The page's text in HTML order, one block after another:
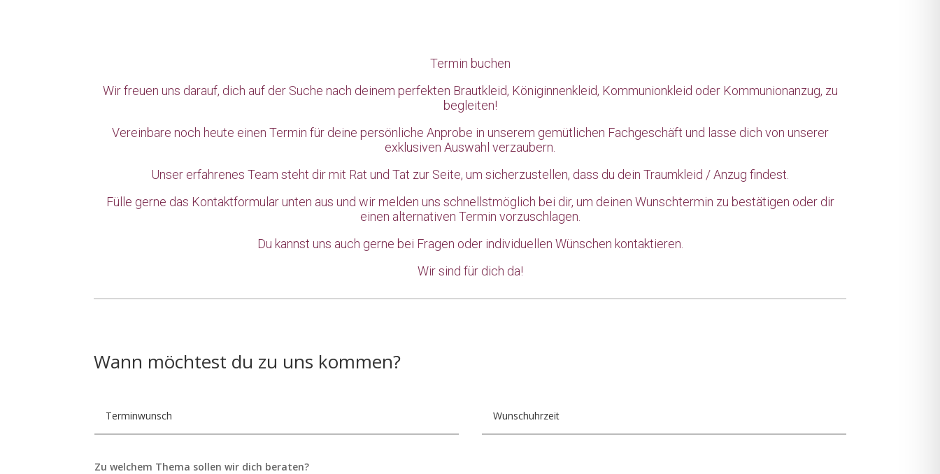
Termin buchen
Wir freuen uns darauf, dich auf der Suche nach deinem perfekten Brautkleid, Königinnenkleid, Kommunionkleid oder Kommunionanzug, zu
begleiten!
Vereinbare noch heute einen Termin für deine persönliche Anprobe in unserem gemütlichen Fachgeschäft und lasse dich von unserer
exklusiven Auswahl verzaubern.
Unser erfahrenes Team steht dir mit Rat und Tat zur Seite, um sicherzustellen, dass du dein Traumkleid / Anzug findest.
Fülle gerne das Kontaktformular unten aus und wir melden uns schnellstmöglich bei dir, um deinen Wunschtermin zu bestätigen oder dir
einen alternativen Termin vorzuschlagen.
Du kannst uns auch gerne bei Fragen oder individuellen Wünschen kontaktieren.
Wir sind für dich da!
Wann möchtest du zu uns kommen?
Zu welchem Thema sollen wir dich beraten?